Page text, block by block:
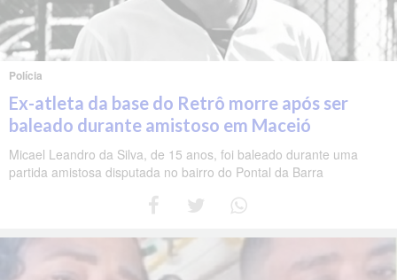
Polícia
Ex-atleta da base do Retrô morre após ser
baleado durante amistoso em Maceió
Micael Leandro da Silva, de 15 anos, foi baleado durante uma
partida amistosa disputada no bairro do Pontal da Barra